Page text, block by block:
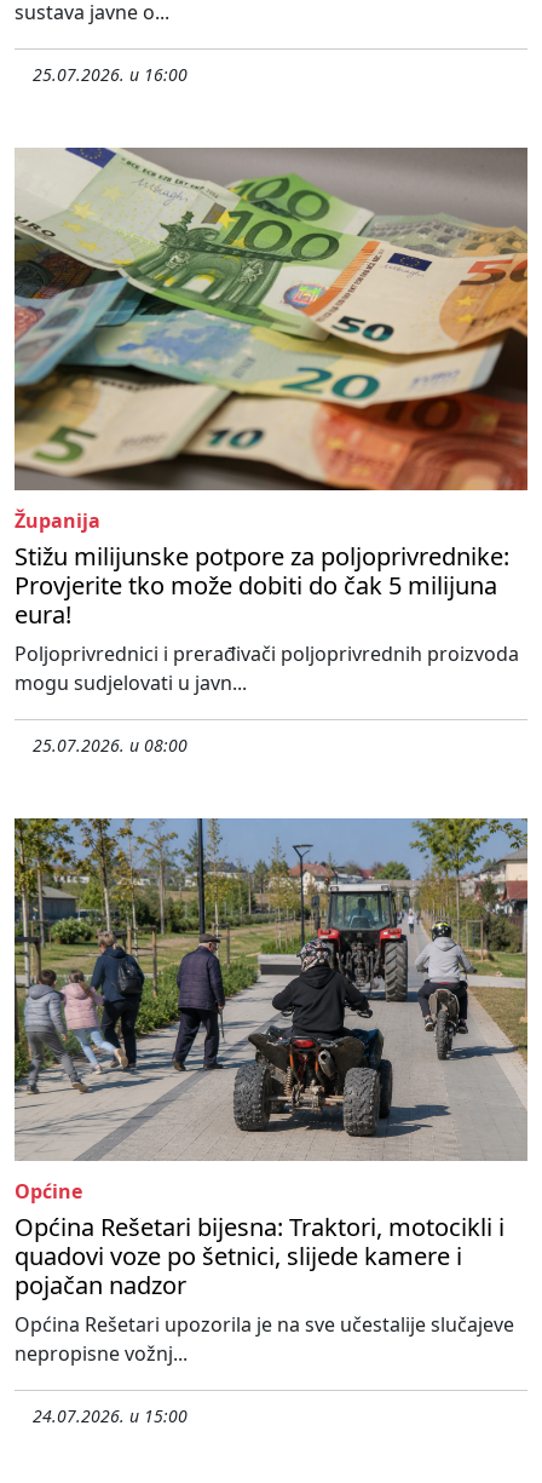
sustava javne o...
25.07.2026. u 16:00
Županija
Stižu milijunske potpore za poljoprivrednike:
Provjerite tko može dobiti do čak 5 milijuna
eura!
Poljoprivrednici i prerađivači poljoprivrednih proizvoda
mogu sudjelovati u javn...
25.07.2026. u 08:00
Općine
Općina Rešetari bijesna: Traktori, motocikli i
quadovi voze po šetnici, slijede kamere i
pojačan nadzor
Općina Rešetari upozorila je na sve učestalije slučajeve
nepropisne vožnj...
24.07.2026. u 15:00